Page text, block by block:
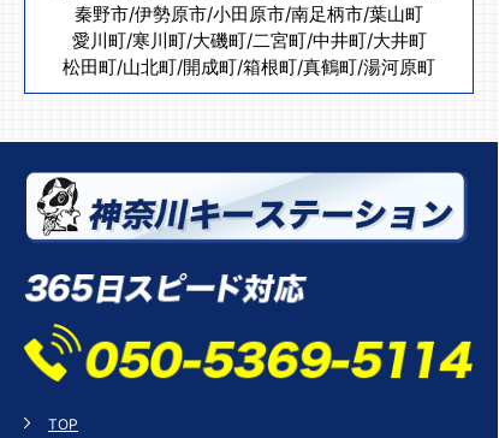
秦野市/伊勢原市/小田原市/南足柄市/葉山町
愛川町/寒川町/大磯町/二宮町/中井町/大井町
松田町/山北町/開成町/箱根町/真鶴町/湯河原町
TOP